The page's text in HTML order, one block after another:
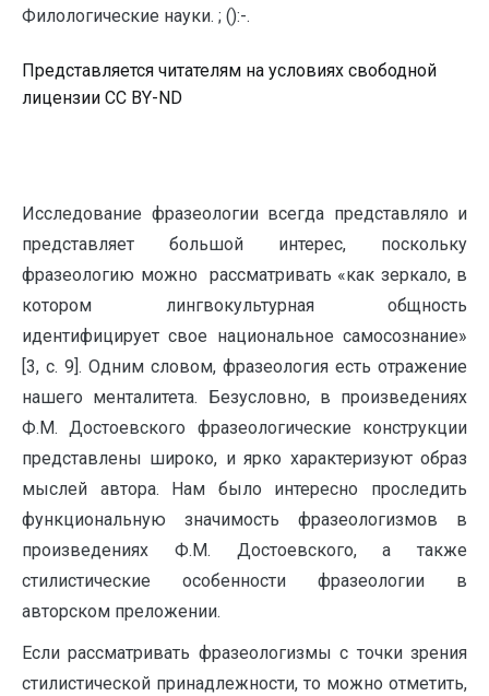
Филологические науки. ; ():-.
Представляется читателям на условиях свободной
лицензии CC BY-ND
Исследование фразеологии всегда представляло и
представляет большой интерес, поскольку
фразеологию можно рассматривать «как зеркало, в
котором лингвокультурная общность
идентифицирует свое национальное самосознание»
[3, с. 9]. Одним словом, фразеология есть отражение
нашего менталитета. Безусловно, в произведениях
Ф.М. Достоевского фразеологические конструкции
представлены широко, и ярко характеризуют образ
мыслей автора. Нам было интересно проследить
функциональную значимость фразеологизмов в
произведениях Ф.М. Достоевского, а также
стилистические особенности фразеологии в
авторском преложении.
Если рассматривать фразеологизмы с точки зрения
стилистической принадлежности, то можно отметить,